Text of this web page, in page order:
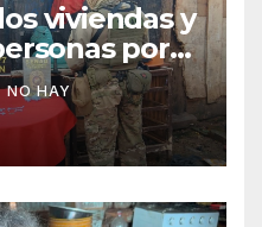
viviendas y
por
en
NO HAY